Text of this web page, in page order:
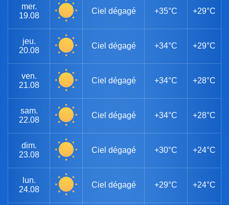
mer.
19.08
Ciel dégagé +35°C +29°C
jeu.
20.08
Ciel dégagé +34°C +29°C
ven.
21.08
Ciel dégagé +34°C +28°C
sam.
22.08
Ciel dégagé +34°C +28°C
dim.
23.08
Ciel dégagé +30°C +24°C
lun.
24.08
Ciel dégagé +29°C +24°C